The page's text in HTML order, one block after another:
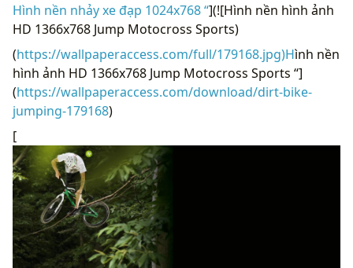
Hình nền nhảy xe đạp 1024x768 “](![Hình nền hình ảnh
HD 1366x768 Jump Motocross Sports)
(https://wallpaperaccess.com/full/179168.jpg)Hình nền
hình ảnh HD 1366x768 Jump Motocross Sports “]
(https://wallpaperaccess.com/download/dirt-bike-
jumping-179168)
[